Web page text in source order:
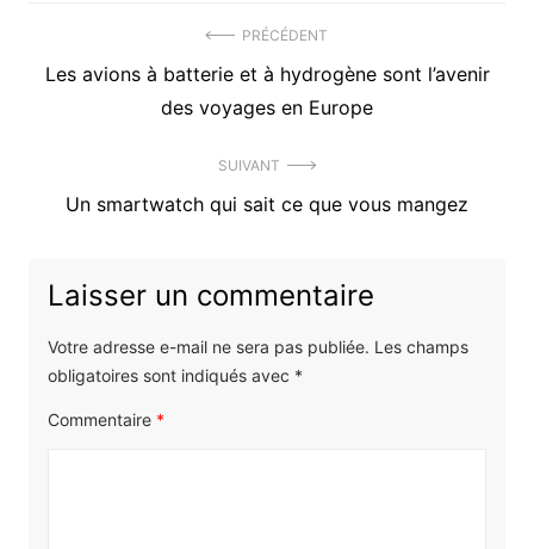
de
PRÉCÉDENT
Précédent
Les avions à batterie et à hydrogène sont l’avenir
des voyages en Europe
SUIVANT
Article
Un smartwatch qui sait ce que vous mangez
Laisser un commentaire
Votre adresse e-mail ne sera pas publiée. Les champs
obligatoires sont indiqués avec *
Commentaire *